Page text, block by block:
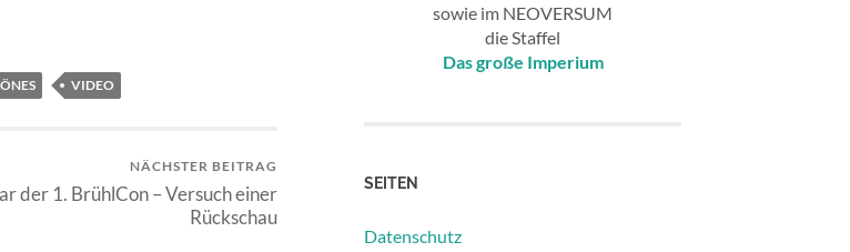
VIDEO
NÄCHSTER BEITRAG
der 1. BrühlCon – Versuch einer
Rückschau
sowie im NEOVERSUM
die Staffel
Das große Imperium
SEITEN
Datenschutz